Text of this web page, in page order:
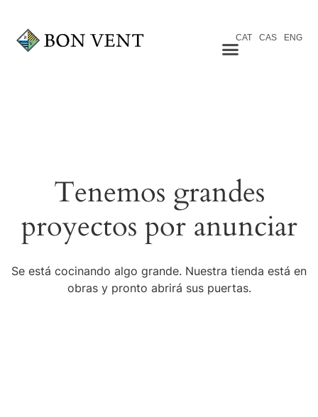
CAT CAS ENG
Tenemos grandes
proyectos por anunciar
Se está cocinando algo grande. Nuestra tienda está en
obras y pronto abrirá sus puertas.